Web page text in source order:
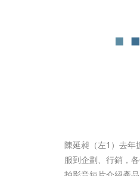
陳延昶（左1）去年
服到企劃、行銷，